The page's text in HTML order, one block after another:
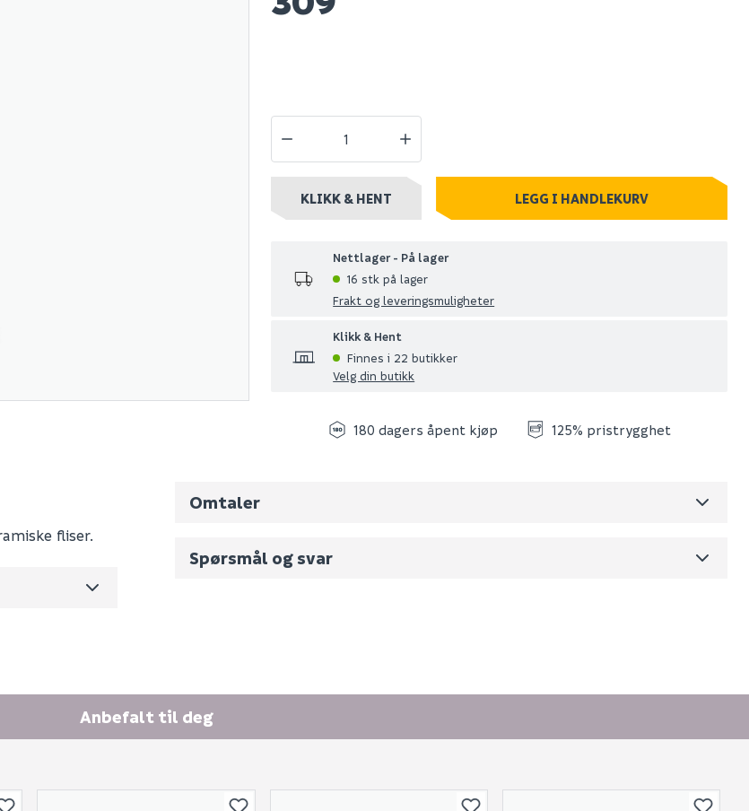
1 495
Nettlager:10+ stk
Klikk & Hent
Nettlager:1-10 stk
Klikk & Hent
KLIKK & HENT LEGG I HANDLEKURV
Nettlager - På lager
16 stk på lager
Frakt og leveringsmuligheter
Klikk & Hent
Finnes i 22 butikker
Velg din butikk
180 dagers åpent kjøp 125% pristrygghet
fliser.
Omtaler
Spørsmål og svar
Anbefalt til deg